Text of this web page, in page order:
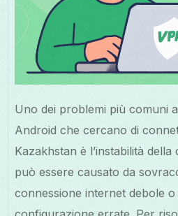
Uno dei problemi più comuni
Android che cercano di
Kazakhstan è l’instabilità
può essere causato da
connessione internet debole o